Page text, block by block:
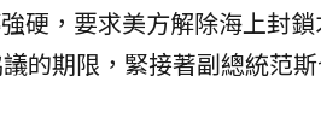
硬，要求美方解除海上封
的期限，緊接著副總統范